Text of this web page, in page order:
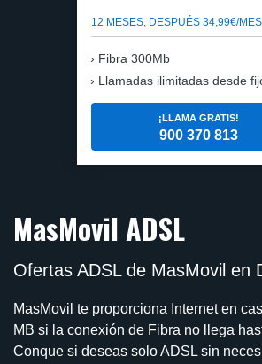
12 MESES, DESPUÉS 34,99€/MES
Fibra 300Mb
Llamadas ilimitadas desde
¡LLAMA GRATIS!
900 370 813
MasMovil ADSL
Ofertas ADSL de MasMovil en
MasMovil te proporciona Internet en
MB si la conexión de Fibra no llega
Conque si deseas solo ADSL sin